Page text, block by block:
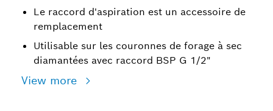
Le raccord d'aspiration est un accessoire de
remplacement
Utilisable sur les couronnes de forage à sec
diamantées avec raccord BSP G 1/2"
View more